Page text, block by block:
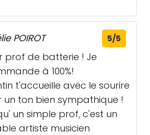
POIROT 5/5
prof de batterie ! Je
à 100%!
t'accueille avec le sourire
un ton bien sympathique !
un simple prof, c'est un
artiste musicien